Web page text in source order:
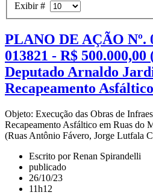
Exibir #
PLANO DE AÇÃO Nº.
013821 - R$ 500.000,00
Deputado Arnaldo
Recapeamento
Objeto: Execução das Obras de
Recapeamento Asfáltico em Ruas do
(Ruas Antônio Fávero, Jorge Lutfala
Escrito por Renan Spirandelli
publicado
26/10/23
11h12